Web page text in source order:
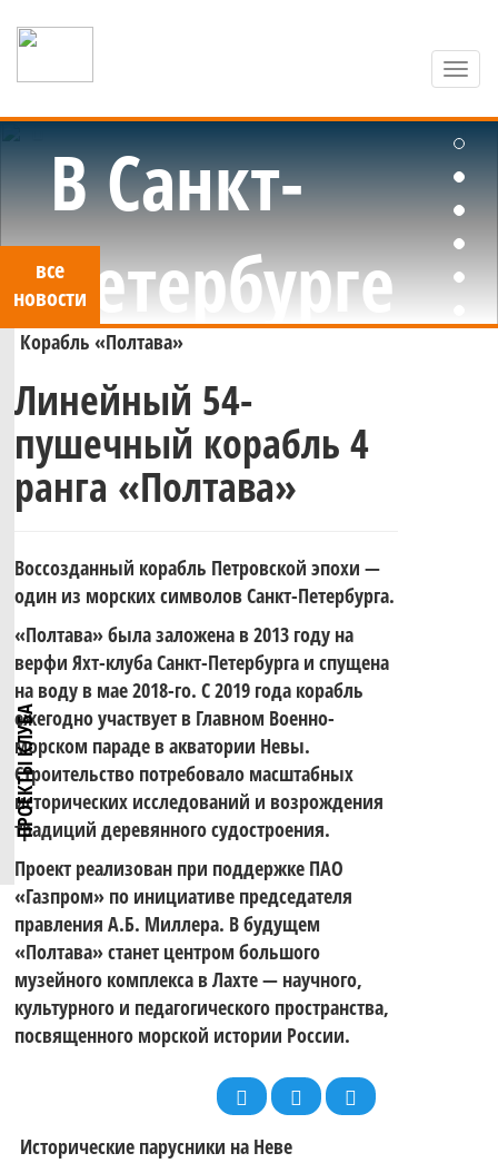
Яхт-клуб Санкт-Петербурга
В Санкт-
Петербурге
стартовало
первенство
по
парусному
спорту
Стартовал
четвёртый
этап Кубка
«Школы на
крыле» —
серии
соревнований
для
Поздравляем
с 330-
летием
Военно-
Морского
Ветер
закаляет
характер.
все
новости
ПРОЕКТЫ КЛУБА
Корабль «Полтава»
Линейный 54-
пушечный корабль 4
ранга «Полтава»
Воссозданный корабль Петровской эпохи —
один из морских символов Санкт-Петербурга.
«Полтава» была заложена в 2013 году на
верфи Яхт-клуба Санкт-Петербурга и спущена
на воду в мае 2018-го. С 2019 года корабль
ежегодно участвует в Главном Военно-
морском параде в акватории Невы.
Строительство потребовало масштабных
исторических исследований и возрождения
традиций деревянного судостроения.
Проект реализован при поддержке ПАО
«Газпром» по инициативе председателя
правления А.Б. Миллера. В будущем
«Полтава» станет центром большого
музейного комплекса в Лахте — научного,
культурного и педагогического пространства,
посвященного морской истории России.
Исторические парусники на Неве